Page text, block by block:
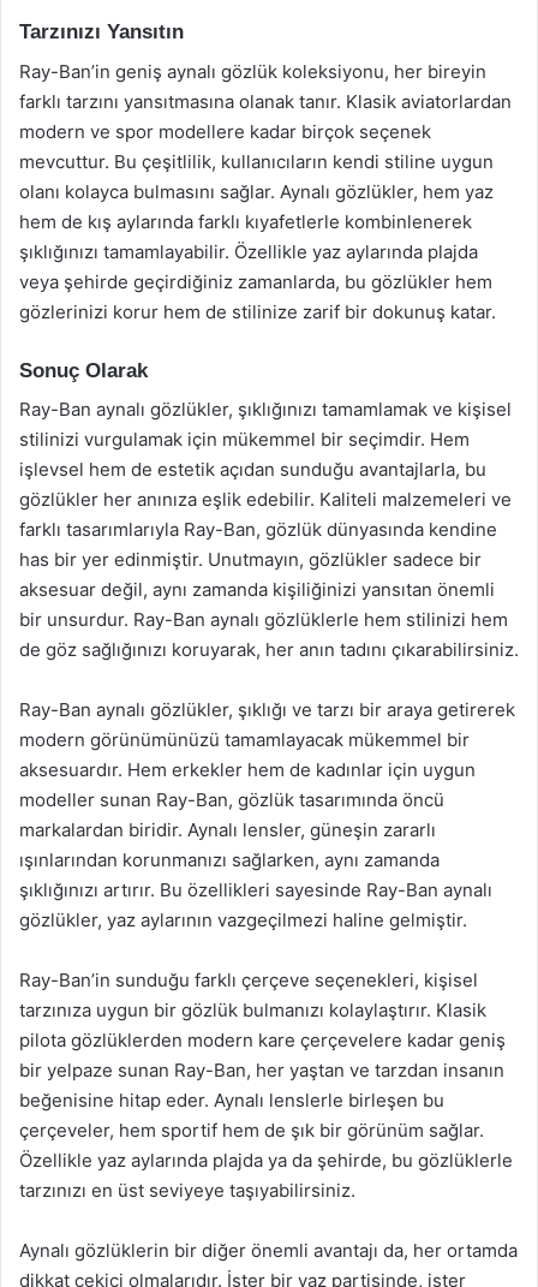
Tarzınızı Yansıtın
Ray-Ban’in geniş aynalı gözlük koleksiyonu, her bireyin
farklı tarzını yansıtmasına olanak tanır. Klasik aviatorlardan
modern ve spor modellere kadar birçok seçenek
mevcuttur. Bu çeşitlilik, kullanıcıların kendi stiline uygun
olanı kolayca bulmasını sağlar. Aynalı gözlükler, hem yaz
hem de kış aylarında farklı kıyafetlerle kombinlenerek
şıklığınızı tamamlayabilir. Özellikle yaz aylarında plajda
veya şehirde geçirdiğiniz zamanlarda, bu gözlükler hem
gözlerinizi korur hem de stilinize zarif bir dokunuş katar.
Sonuç Olarak
Ray-Ban aynalı gözlükler, şıklığınızı tamamlamak ve kişisel
stilinizi vurgulamak için mükemmel bir seçimdir. Hem
işlevsel hem de estetik açıdan sunduğu avantajlarla, bu
gözlükler her anınıza eşlik edebilir. Kaliteli malzemeleri ve
farklı tasarımlarıyla Ray-Ban, gözlük dünyasında kendine
has bir yer edinmiştir. Unutmayın, gözlükler sadece bir
aksesuar değil, aynı zamanda kişiliğinizi yansıtan önemli
bir unsurdur. Ray-Ban aynalı gözlüklerle hem stilinizi hem
de göz sağlığınızı koruyarak, her anın tadını çıkarabilirsiniz.
Ray-Ban aynalı gözlükler, şıklığı ve tarzı bir araya getirerek
modern görünümünüzü tamamlayacak mükemmel bir
aksesuardır. Hem erkekler hem de kadınlar için uygun
modeller sunan Ray-Ban, gözlük tasarımında öncü
markalardan biridir. Aynalı lensler, güneşin zararlı
ışınlarından korunmanızı sağlarken, aynı zamanda
şıklığınızı artırır. Bu özellikleri sayesinde Ray-Ban aynalı
gözlükler, yaz aylarının vazgeçilmezi haline gelmiştir.
Ray-Ban’in sunduğu farklı çerçeve seçenekleri, kişisel
tarzınıza uygun bir gözlük bulmanızı kolaylaştırır. Klasik
pilota gözlüklerden modern kare çerçevelere kadar geniş
bir yelpaze sunan Ray-Ban, her yaştan ve tarzdan insanın
beğenisine hitap eder. Aynalı lenslerle birleşen bu
çerçeveler, hem sportif hem de şık bir görünüm sağlar.
Özellikle yaz aylarında plajda ya da şehirde, bu gözlüklerle
tarzınızı en üst seviyeye taşıyabilirsiniz.
Aynalı gözlüklerin bir diğer önemli avantajı da, her ortamda
dikkat çekici olmalarıdır. İster bir yaz partisinde, ister